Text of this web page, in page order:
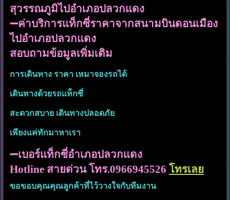
สุวรรณภูมิไปอำเภอปลวกแดง
➖ค่าบริการแท็กซี่ราคาจากสนามบินดอนเมือง
ไปอำเภอปลวกแดง
สอบถามข้อมูลเพิ่มเติม
การเดินทาง ราคา เหมาจองรถได้
เดินทางด้วยรถแท็กซี่
สะดวกสบาย เดินทางปลอดภัย
เพียงแค่ทักมาหาเรา
➖เบอร์แท็กซี่อำเภอปลวกแดง
Hotline สายด่วน โทร.0966945526โทรเลย
ขอขอบคุณคุณลูกค้าที่ไว้วางใจกับทีมงาน